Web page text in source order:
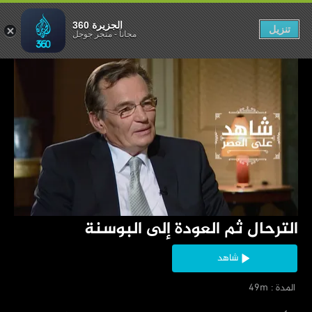
‏الترحال ثم العودة إلى البوسنة
شاهد
‏ المدة : 49m
إلى البوسنة
الجزيرة 360
مجاناً-متجر جوجل تنزيل